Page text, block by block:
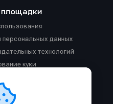
площадки
данных
технологий
куки
в Телеграм-чате